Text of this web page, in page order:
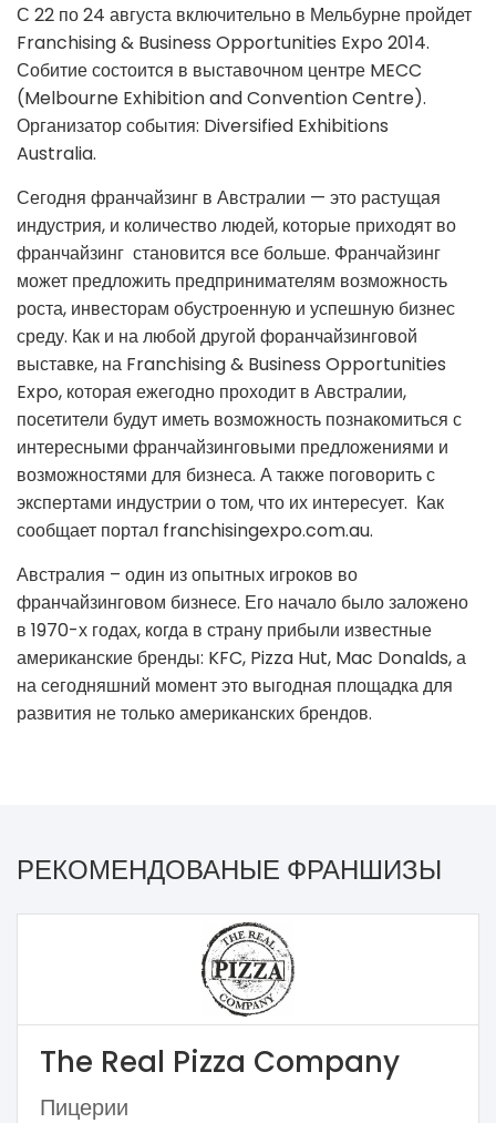
С 22 по 24 августа включительно в Мельбурне пройдет
Franchising & Business Opportunities Expo 2014.
Собитие состоится в выставочном центре MECC
(Melbourne Exhibition and Convention Centre).
Организатор события: Diversified Exhibitions
Australia.
Сегодня франчайзинг в Австралии — это растущая
индустрия, и количество людей, которые приходят во
франчайзинг становится все больше. Франчайзинг
может предложить предпринимателям возможность
роста, инвесторам обустроенную и успешную бизнес
среду. Как и на любой другой форанчайзинговой
выставке, на Franchising & Business Opportunities
Expo, которая ежегодно проходит в Австралии,
посетители будут иметь возможность познакомиться с
интересными франчайзинговыми предложениями и
возможностями для бизнеса. А также поговорить с
экспертами индустрии о том, что их интересует. Как
сообщает портал franchisingexpo.com.au.
Австралия – один из опытных игроков во
франчайзинговом бизнесе. Его начало было заложено
в 1970-х годах, когда в страну прибыли известные
американские бренды: KFC, Pizza Hut, Mac Donalds, а
на сегодняшний момент это выгодная площадка для
развития не только американских брендов.
РЕКОМЕНДОВАНЫЕ ФРАНШИЗЫ
The Real Pizza Company
Пицерии